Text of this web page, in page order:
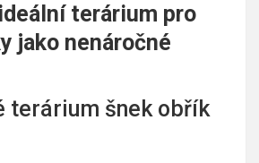
terárium pro
jako nenáročné
terárium šnek obřík